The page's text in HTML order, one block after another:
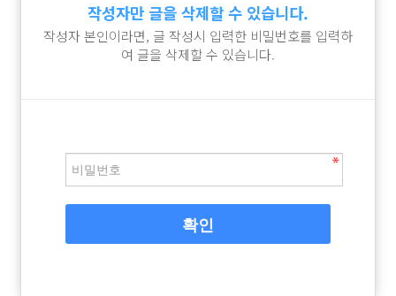
작성자만 글을 삭제할 수 있습니다.
작성자 본인이라면, 글 작성시 입력한 비밀번호를 입력하
여 글을 삭제할 수 있습니다.